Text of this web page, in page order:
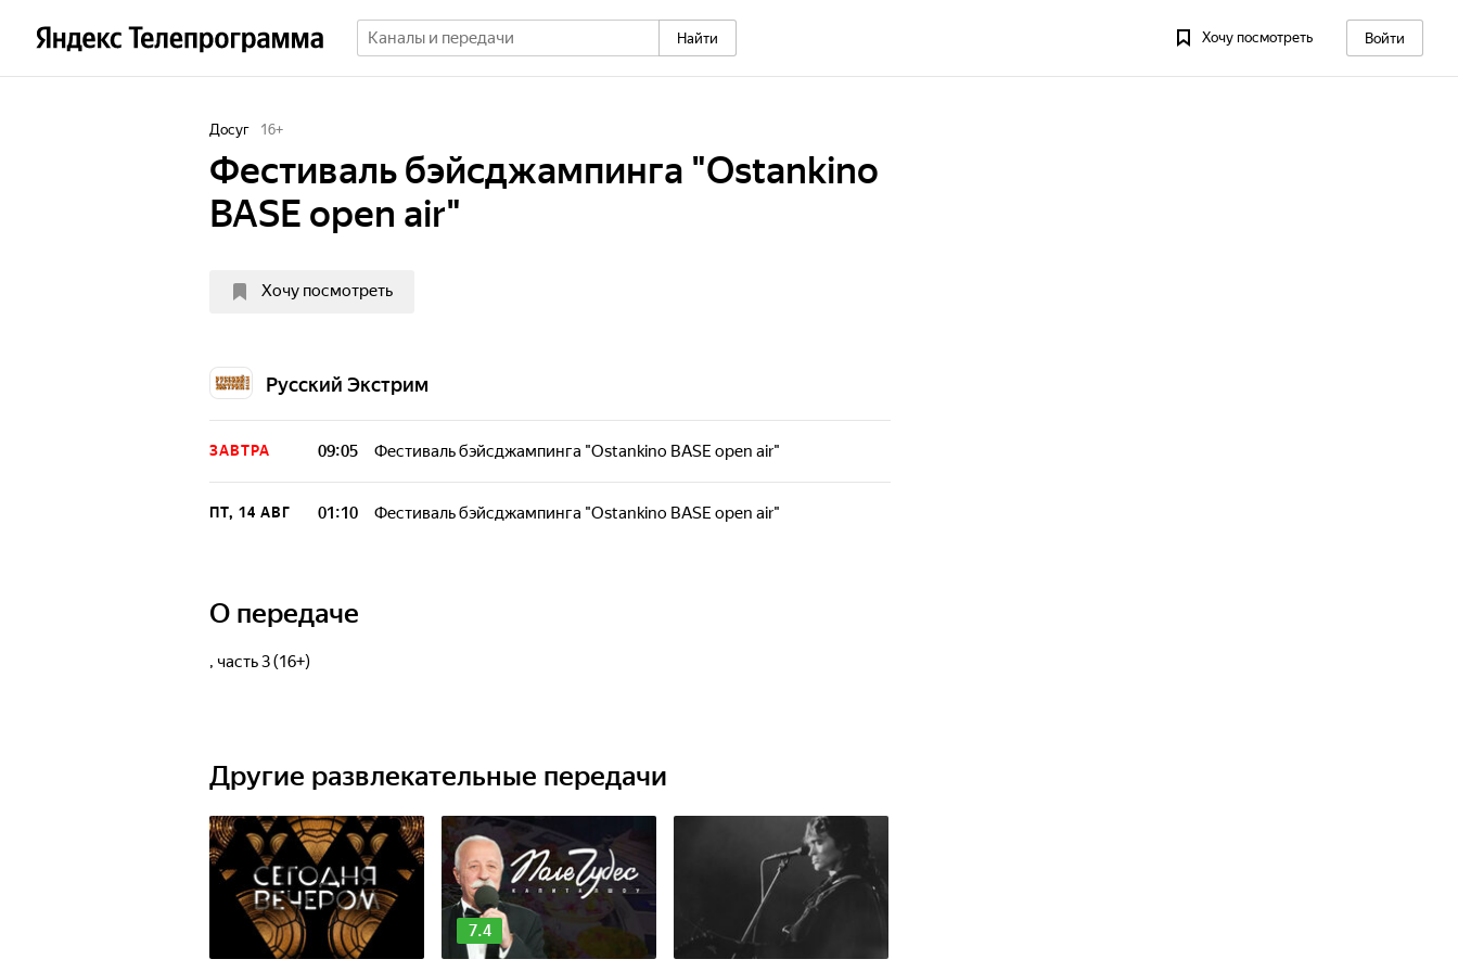
Найти Хочу посмотреть Войти
Досуг 16+
Фестиваль бэйсджампинга "Ostankino
BASE open air"
Хочу посмотреть
Русский Экстрим
ЗАВТРА 09:05 Фестиваль бэйсджампинга "Ostankino BASE open air"
ПТ, 14 АВГ 01:10 Фестиваль бэйсджампинга "Ostankino BASE open air"
О передаче
, часть 3 (16+)
Другие развлекательные передачи
7.4